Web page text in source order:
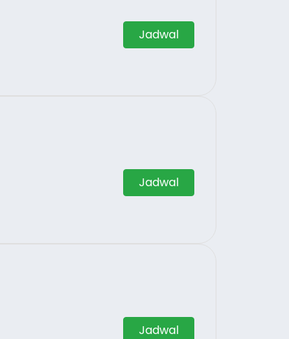
Jadwal
Jadwal
Jadwal